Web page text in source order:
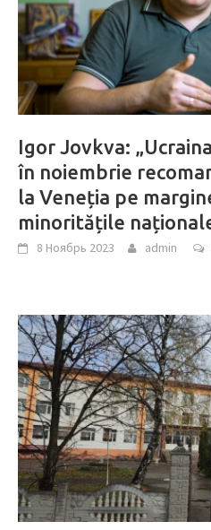
Igor Jovkva:
în noiembrie
la Veneția pe
minoritățile
8 Ноябрь 2023 admin